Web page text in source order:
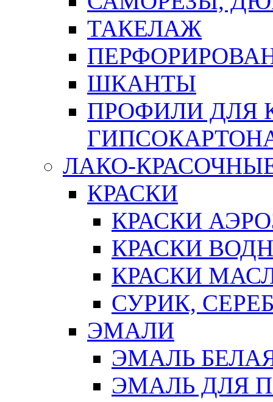
ТАКЕЛАЖ
ШКАНТЫ
ПРОФИЛИ ДЛЯ
ЛАКО-
КРАСКИ
КРАСКИ
КРАСКИ
КРАСКИ
СУРИК,
ЭМАЛИ
ЭМАЛЬ
ЭМАЛЬ ДЛЯ